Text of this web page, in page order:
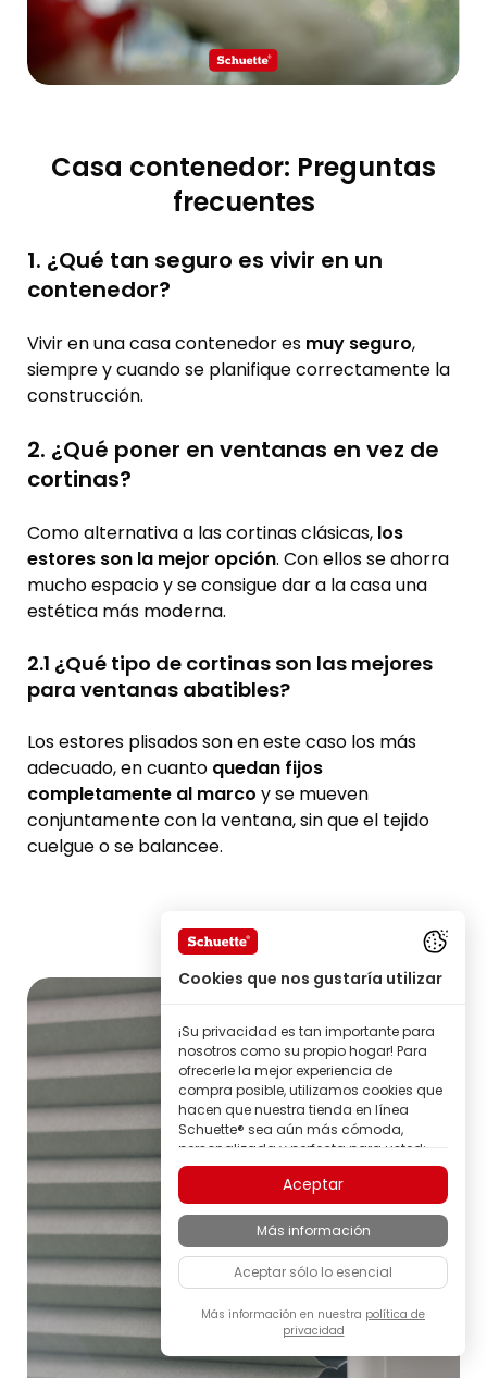
Casa contenedor: Preguntas
frecuentes
1. ¿Qué tan seguro es vivir en un
contenedor?
Vivir en una casa contenedor es muy seguro,
siempre y cuando se planifique correctamente la
construcción.
2. ¿Qué poner en ventanas en vez de
cortinas?
Como alternativa a las cortinas clásicas, los
estores son la mejor opción. Con ellos se ahorra
mucho espacio y se consigue dar a la casa una
estética más moderna.
2.1 ¿Qué tipo de cortinas son las mejores
para ventanas abatibles?
Los estores plisados son en este caso los más
adecuado, en cuanto quedan fijos
completamente al marco y se mueven
conjuntamente con la ventana, sin que el tejido
cuelgue o se balancee.
Cookies que nos gustaría utilizar
¡Su privacidad es tan importante para
nosotros como su propio hogar! Para
ofrecerle la mejor experiencia de
compra posible, utilizamos cookies que
hacen que nuestra tienda en línea
Schuette® sea aún más cómoda,
personalizada y perfecta para usted;
todo para que pueda descubrir
productos de la marca Schuette® con
la mejor calidad.
Algunas de estas cookies son
necesarias para que nuestra tienda
Schuette® funcione de forma fiable;
otras nos permiten personalizar los
contenidos y anuncios según sus
intereses, o participar de manera
completamente anónima en el análisis
del comportamiento de los visitantes.
Aceptar
Más información
Aceptar sólo lo esencial
Más información en nuestra política de
privacidad